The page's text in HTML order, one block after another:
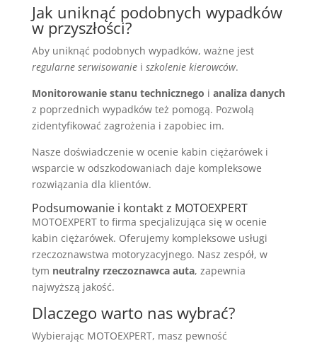
Jak uniknąć podobnych wypadków
w przyszłości?
Aby uniknąć podobnych wypadków, ważne jest
regularne serwisowaniei szkolenie kierowców.
Monitorowanie stanu technicznego i analiza danych
z poprzednich wypadków też pomogą. Pozwolą
zidentyfikować zagrożenia i zapobiec im.
Nasze doświadczenie w ocenie kabin ciężarówek i
wsparcie w odszkodowaniach daje kompleksowe
rozwiązania dla klientów.
Podsumowanie i kontakt z MOTOEXPERT
MOTOEXPERT to firma specjalizująca się w ocenie
kabin ciężarówek. Oferujemy kompleksowe usługi
rzeczoznawstwa motoryzacyjnego. Nasz zespół, w
tym neutralny rzeczoznawca auta, zapewnia
najwyższą jakość.
Dlaczego warto nas wybrać?
Wybierając MOTOEXPERT, masz pewność